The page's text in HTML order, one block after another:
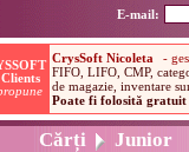
E-mail:
Cărți Junior